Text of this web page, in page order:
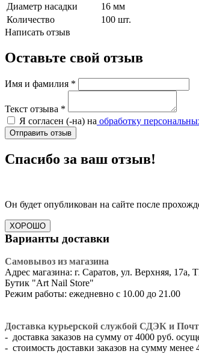
Диаметр насадки
16 мм
Количество
100 шт.
Написать отзыв
Оставьте свой отзыв
Имя и фамилия *
Текст отзыва *
Я согласен (-на) на обработку
Отправить отзыв
Спасибо за ваш отзыв!
Он будет опубликован на сайте после
ХОРОШО
Варианты доставки
Самовывоз из магазина
Адрес магазина: г. Саратов, ул. Верхняя,
​Бутик "Art Nail Store"
Режим работы: ежедневно с 10.00 до 21.00
Доставка курьерской службой СДЭК и
- доставка заказов на сумму от 4000 руб.
- стоимость доставки заказов на сумму